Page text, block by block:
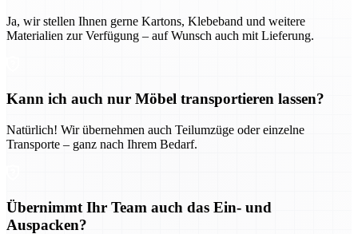
Ja, wir stellen Ihnen gerne Kartons, Klebeband und weitere
Materialien zur Verfügung – auf Wunsch auch mit Lieferung.
Kann ich auch nur Möbel transportieren lassen?
Natürlich! Wir übernehmen auch Teilumzüge oder einzelne
Transporte – ganz nach Ihrem Bedarf.
Übernimmt Ihr Team auch das Ein- und
Auspacken?